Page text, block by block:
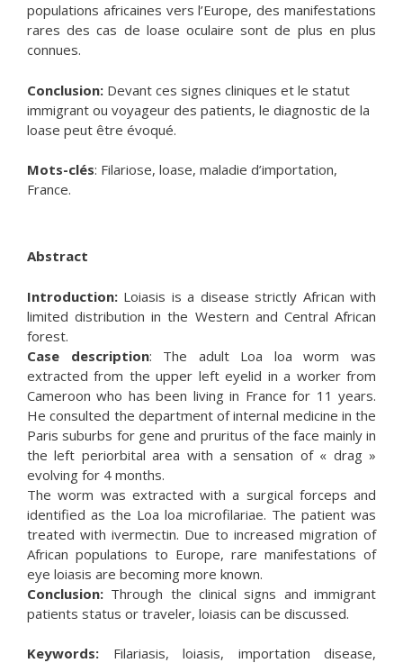
populations africaines vers l’Europe, des manifestations
rares des cas de loase oculaire sont de plus en plus
connues.
Conclusion: Devant ces signes cliniques et le statut
immigrant ou voyageur des patients, le diagnostic de la
loase peut être évoqué.
Mots-clés: Filariose, loase, maladie d’importation,
France.
Abstract
Introduction: Loiasis is a disease strictly African with
limited distribution in the Western and Central African
forest.
Case description: The adult Loa loa worm was
extracted from the upper left eyelid in a worker from
Cameroon who has been living in France for 11 years.
He consulted the department of internal medicine in the
Paris suburbs for gene and pruritus of the face mainly in
the left periorbital area with a sensation of « drag »
evolving for 4 months.
The worm was extracted with a surgical forceps and
identified as the Loa loa microfilariae. The patient was
treated with ivermectin. Due to increased migration of
African populations to Europe, rare manifestations of
eye loiasis are becoming more known.
Conclusion: Through the clinical signs and immigrant
patients status or traveler, loiasis can be discussed.
Keywords: Filariasis, loiasis, importation disease,